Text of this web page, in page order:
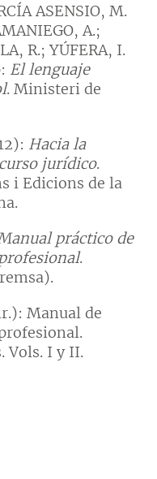
ASENSIO, M.
A.;
R.; YÚFERA, I.
El lenguaje
. Ministeri de
Hacia la
jurídico.
i Edicions de la
práctico de
.
Manual de
Vols. I y II.